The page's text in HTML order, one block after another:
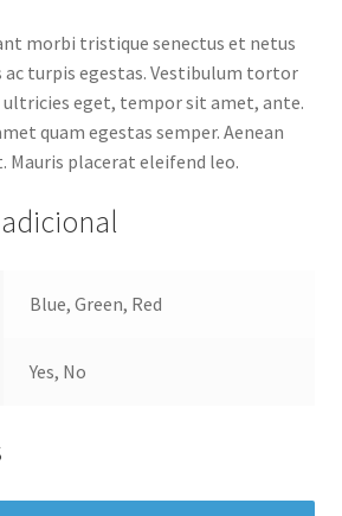
morbi tristique senectus et netus
ac turpis egestas. Vestibulum tortor
eget, tempor sit amet, ante.
quam egestas semper. Aenean
Mauris placerat eleifend leo.
Blue, Green, Red
Yes, No